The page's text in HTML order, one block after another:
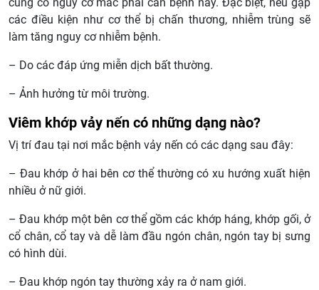
các điều kiện như cơ thể bị chấn thương, nhiễm trùng sẽ
làm tăng nguy cơ nhiễm bệnh.
– Do các đáp ứng miễn dịch bất thường.
– Ảnh hưởng từ môi trường.
Viêm khớp vảy nến có những dạng nào?
Vị trí đau tại nơi mắc bệnh vảy nến có các dạng sau đây:
– Đau khớp ở hai bên cơ thể thường có xu hướng xuất hiện
nhiều ở nữ giới.
– Đau khớp một bên cơ thể gồm các khớp háng, khớp gối, ở
cổ chân, cổ tay và dễ làm đầu ngón chân, ngón tay bị sưng
có hình dùi.
– Đau khớp ngón tay thường xảy ra ở nam giới.